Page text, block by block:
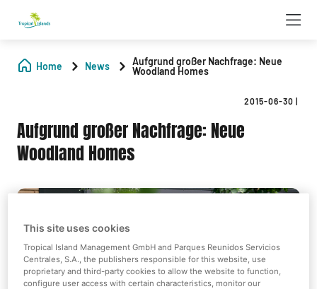
Home News
Aufgrund großer Nachfrage: Neue
Woodland Homes
2015-06-30
Aufgrund großer Nachfrage: Neue
Woodland Homes
This site uses cookies
Tropical Island Management GmbH and Parques Reunidos Servicios
Centrales, S.A., the publishers responsible for this website, use
proprietary and third-party cookies to allow the website to function,
configure user access with certain characteristics, monitor our